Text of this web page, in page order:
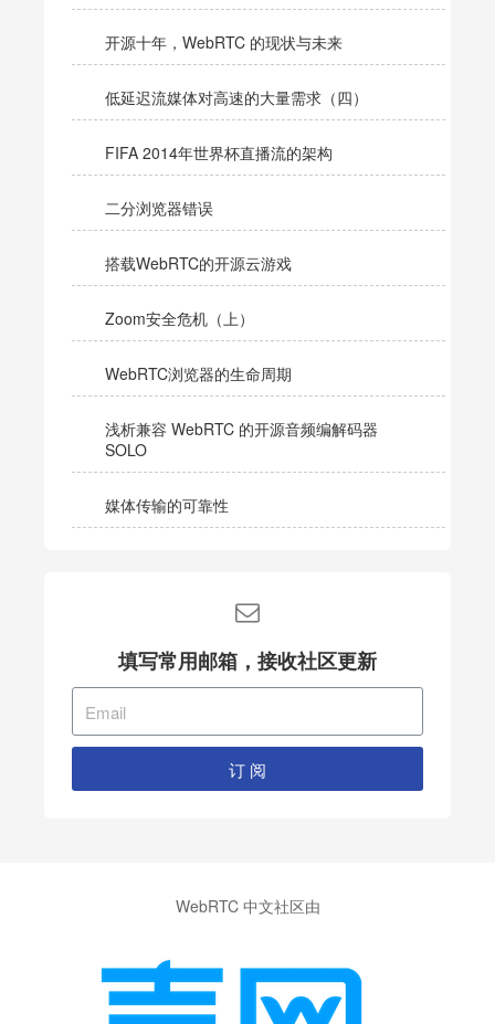
开源十年，WebRTC 的现状与未来
低延迟流媒体对高速的大量需求（四）
FIFA 2014年世界杯直播流的架构
二分浏览器错误
搭载WebRTC的开源云游戏
Zoom安全危机（上）
WebRTC浏览器的生命周期
浅析兼容 WebRTC 的开源音频编解码器
SOLO
媒体传输的可靠性
填写常用邮箱，接收社区更新
订 阅
WebRTC 中文社区由